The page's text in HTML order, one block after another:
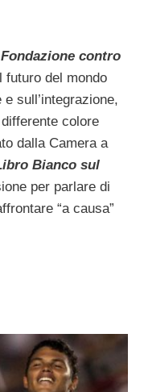
Fondazione contro
futuro del mondo
sull’integrazione,
colore
dalla Camera a
Bianco sul
per parlare di
“a causa”